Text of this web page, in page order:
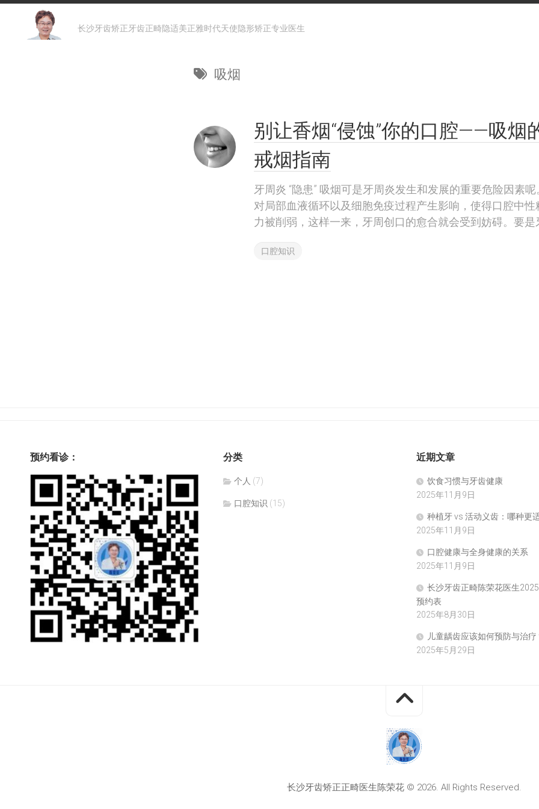
Skip
长沙牙齿矫正牙齿正畸隐适美正雅时代天使隐形矫正专业医生
吸烟
别让香烟“侵蚀”你的口腔——吸烟
戒烟指南
牙周炎 “隐患” 吸烟可是牙周炎发生和发展的重要危险因素
对局部血液循环以及细胞免疫过程产生影响，使得口腔中
力被削弱，这样一来，牙周创口的愈合就会受到妨碍。要是
口腔知识
预约看诊： 分类
个人 (7)
口腔知识 (15)
近期文章
饮食习惯与牙齿健康
2025年11月9日
种植牙 vs 活动义齿：哪种更
2025年11月9日
口腔健康与全身健康的关系
2025年11月9日
长沙牙齿正畸陈荣花医生
预约表
2025年8月30日
儿童龋齿应该如何预防与治疗
2025年5月29日
长沙牙齿矫正正畸医生陈荣花 © 2026. All Rights Reserved.